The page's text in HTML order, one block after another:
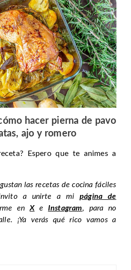
hacer pierna de pavo
ajo y romero
Espero que te animes a
las recetas de cocina fáciles
a unirte a mipágina de
enXe Instagram, para no
¡Ya verás qué rico vamos a